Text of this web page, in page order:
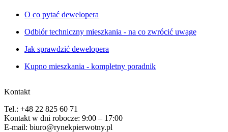
O co pytać dewelopera
Odbiór techniczny mieszkania - na co zwrócić uwagę
Jak sprawdzić dewelopera
Kupno mieszkania - kompletny poradnik
Kontakt
Tel.: +48 22 825 60 71
Kontakt w dni robocze: 9:00 – 17:00
E-mail: biuro@rynekpierwotny.pl